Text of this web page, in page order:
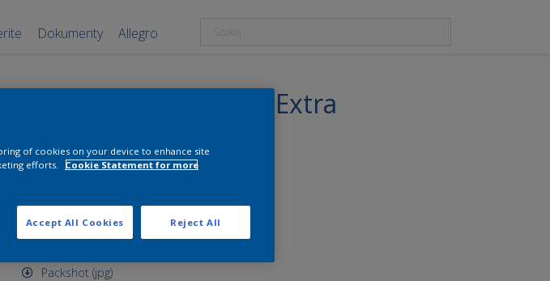
Dokumenty Allegro
Sadolin Lakierobejca Extra
Piniowy 2
2.5 l
Piniowy 2
Packshot (jpg)
of cookies on your device to enhance site
efforts.
Cookie Statement for more
Reject All
Accept All Cookies